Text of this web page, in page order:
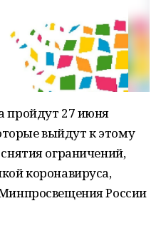
пройдут 27 июня
выйдут к этому
ограничений,
коронавируса,
России